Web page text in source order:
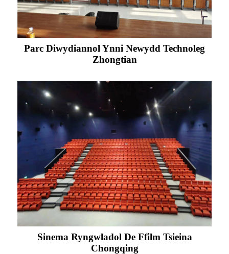
Parc Diwydiannol Ynni Newydd Technoleg
Zhongtian
Sinema Ryngwladol De Ffilm Tsieina
Chongqing